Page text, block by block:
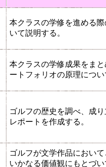
本クラスの学修を進める
いて説明する。
本クラスの学修成果をま
ートフォリオの原理につい
ゴルフの歴史を調べ、成り
レポートを作成する。
ゴルフが文学作品において
いかなる価値観にもとづ